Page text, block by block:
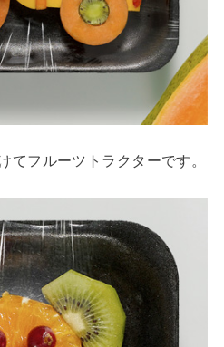
てフルーツトラクターです。